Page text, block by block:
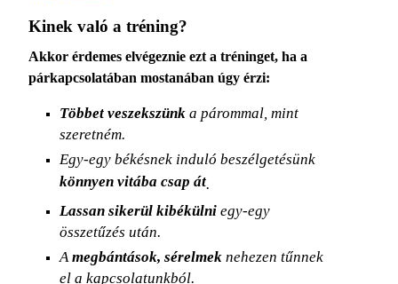
Kinek való a tréning?
Akkor érdemes elvégeznie ezt a tréninget, ha a
párkapcsolatában mostanában úgy érzi:
Többet veszekszünk a párommal, mint
szeretném.
Egy-egy békésnek induló beszélgetésünk
könnyen vitába csap át
Lassan sikerül kibékülni egy-egy
összetűzés után.
Amegbántások, sérelmek nehezen tűnnek
el a kapcsolatunkból.